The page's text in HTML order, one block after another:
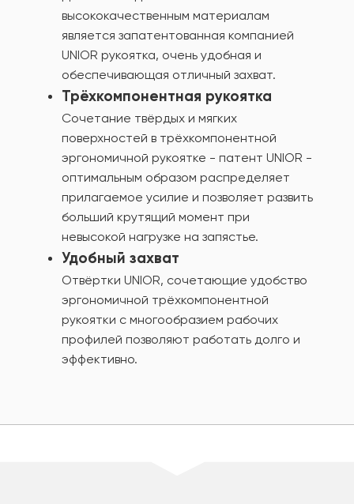
высококачественным материалам
является запатентованная компанией
UNIOR рукоятка, очень удобная и
обеспечивающая отличный захват.
Трёхкомпонентная рукоятка
Сочетание твёрдых и мягких
поверхностей в трёхкомпонентной
эргономичной рукоятке - патент UNIOR -
оптимальным образом распределяет
прилагаемое усилие и позволяет развить
больший крутящий момент при
невысокой нагрузке на запястье.
Удобный захват
Отвёртки UNIOR, сочетающие удобство
эргономичной трёхкомпонентной
рукоятки с многообразием рабочих
профилей позволяют работать долго и
эффективно.